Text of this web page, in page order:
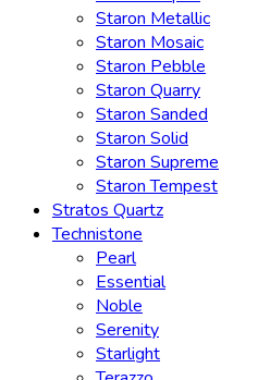
Staron Metallic
Staron Mosaic
Staron Pebble
Staron Quarry
Staron Sanded
Staron Solid
Staron Supreme
Staron Tempest
Stratos Quartz
Technistone
Pearl
Essential
Noble
Serenity
Starlight